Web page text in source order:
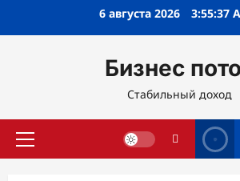
6 августа 2026 3:55:38
Бизнес
Стабильный доход
Основное